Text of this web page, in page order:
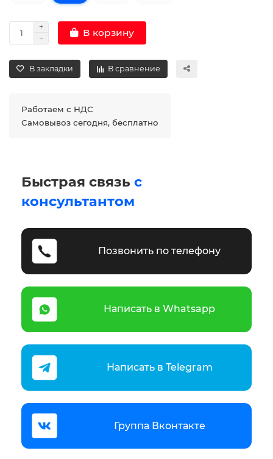
В корзину
В закладки В сравнение
Работаем с НДС
Самовывоз сегодня, бесплатно
Быстрая связь с
консультантом
Позвонить по телефону
Написать в Whatsapp
Написать в Telegram
Группа Вконтакте